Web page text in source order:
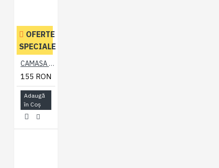
OFERTE
SPECIALE
CAMASA CU MANECA SCURTA DIN BUMBAC SI POLY CAROURI ROSII –CHECK RED - 2XL 3XL 4XL 5XL 6XL 7XL
155 RON
Adaugă
în Coş